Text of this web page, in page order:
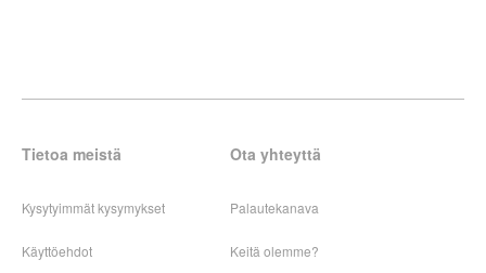
Tietoa meistä
Kysytyimmät kysymykset
Käyttöehdot
Ota yhteyttä
Palautekanava
Keitä olemme?